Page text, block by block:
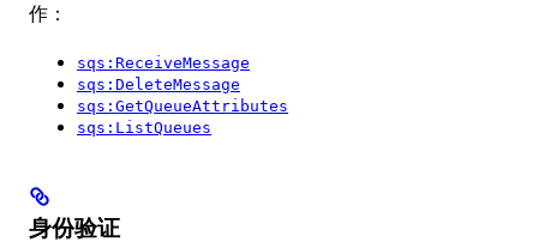
作：
sqs:ReceiveMessage
sqs:DeleteMessage
sqs:GetQueueAttributes
sqs:ListQueues
身份验证